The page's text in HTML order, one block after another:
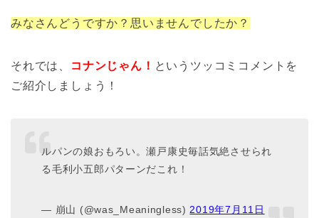
みなさんどうですか？思いませんでしたか？
それでは、 コナンじゃん！ というツッコミコメントを
ご紹介しましょう！
ルパンの娘おもろい。瀬戸康史毎話気絶させられ
る毛利小五郎パターンだこれ！
— 崩山 (@was_Meaningless)2019年7月11日